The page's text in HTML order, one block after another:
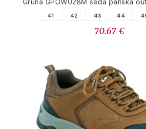
Gruna GPOW028M šedá pánska
41 42 43 44
70.67 €